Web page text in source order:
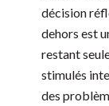
décision
dehors est
restant
stimulés
des